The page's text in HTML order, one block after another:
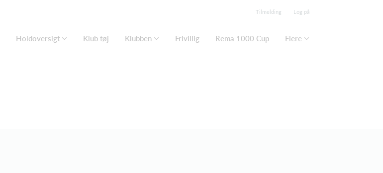
Tilmelding Log på
Holdoversigt Klub tøj Klubben Frivillig Rema 1000 Cup Flere